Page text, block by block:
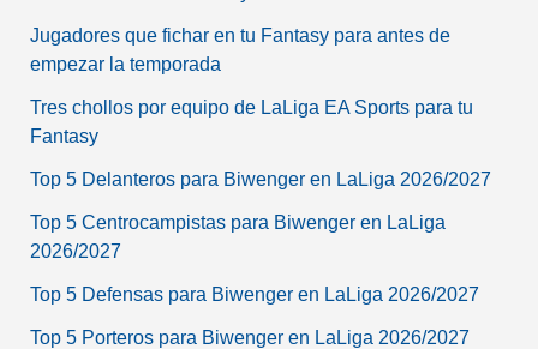
Jugadores que fichar en tu Fantasy para antes de
empezar la temporada
Tres chollos por equipo de LaLiga EA Sports para tu
Fantasy
Top 5 Delanteros para Biwenger en LaLiga 2026/2027
Top 5 Centrocampistas para Biwenger en LaLiga
2026/2027
Top 5 Defensas para Biwenger en LaLiga 2026/2027
Top 5 Porteros para Biwenger en LaLiga 2026/2027